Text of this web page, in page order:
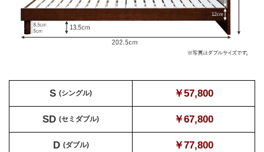
S (シングル) ￥57,800
SD (セミダブル) ￥67,800
D (ダブル) ￥77,800